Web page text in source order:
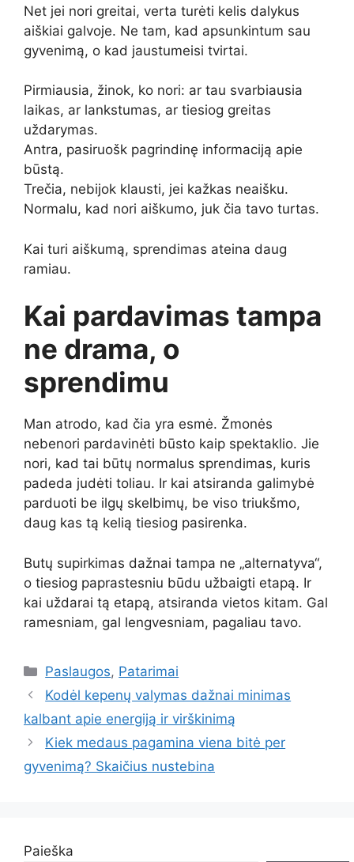
Net jei nori greitai, verta turėti kelis dalykus
aiškiai galvoje. Ne tam, kad apsunkintum sau
gyvenimą, o kad jaustumeisi tvirtai.
Pirmiausia, žinok, ko nori: ar tau svarbiausia
laikas, ar lankstumas, ar tiesiog greitas
uždarymas.
Antra, pasiruošk pagrindinę informaciją apie
būstą.
Trečia, nebijok klausti, jei kažkas neaišku.
Normalu, kad nori aiškumo, juk čia tavo turtas.
Kai turi aiškumą, sprendimas ateina daug
ramiau.
Kai pardavimas tampa
ne drama, o
sprendimu
Man atrodo, kad čia yra esmė. Žmonės
nebenori pardavinėti būsto kaip spektaklio. Jie
nori, kad tai būtų normalus sprendimas, kuris
padeda judėti toliau. Ir kai atsiranda galimybė
parduoti be ilgų skelbimų, be viso triukšmo,
daug kas tą kelią tiesiog pasirenka.
Butų supirkimas dažnai tampa ne „alternatyva“,
o tiesiog paprastesniu būdu užbaigti etapą. Ir
kai uždarai tą etapą, atsiranda vietos kitam. Gal
ramesniam, gal lengvesniam, pagaliau tavo.
Kategorijos
Paslaugos, Patarimai
Kodėl kepenų valymas dažnai minimas
kalbant apie energiją ir virškinimą
Kiek medaus pagamina viena bitė per
gyvenimą? Skaičius nustebina
Paieška